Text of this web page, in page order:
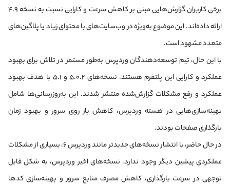
برخی کاربران گزارش‌هایی مبنی بر کاهش سرعت و کارایی نسبت به نسخه ۴.۹
ارائه داده‌اند. این موضوع به‌ویژه در وب‌سایت‌های با محتوای زیاد یا پلاگین‌های
متعدد مشهود است.​
با این حال، تیم توسعه‌دهندگان وردپرس به‌طور مستمر در تلاش برای بهبود
عملکرد و کارایی این پلتفرم هستند. نسخه‌های ۵.۰.۲ و ۵.۱ با هدف بهبود
عملکرد و رفع مشکلات گزارش‌شده منتشر شدند. این به‌روزرسانی‌ها شامل
بهینه‌سازی‌هایی در هسته وردپرس، کاهش بار روی سرور و بهبود زمان
بارگذاری صفحات بودند.​
در حال حاضر، با انتشار نسخه‌های جدیدتر مانند وردپرس ۶، بسیاری از مشکلات
عملکردی پیشین دیگر وجود ندارد. نسخه‌های اخیر وردپرس، به شکل قابل
توجهی در سرعت بارگذاری، کاهش مصرف منابع سرور و بهینه‌سازی کدها